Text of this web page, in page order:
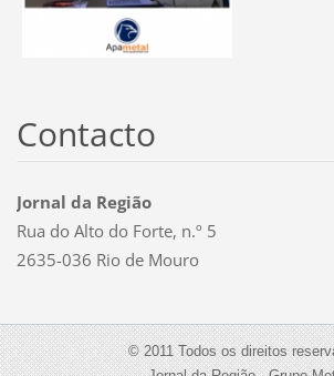
Contacto
Jornal da Região
Rua do Alto do Forte, n.º 5
2635-036 Rio de Mouro
© 2011 Todos os direitos